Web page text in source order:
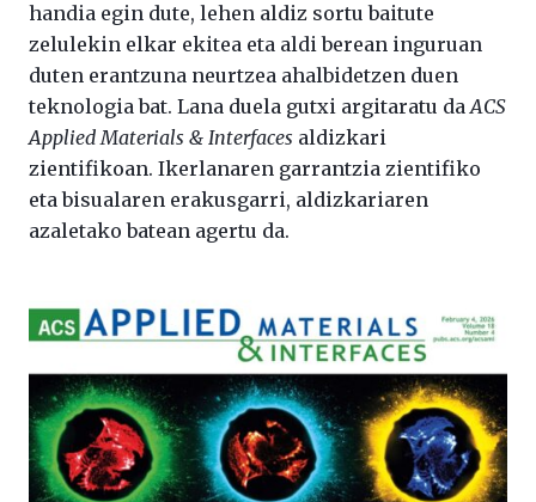
handia egin dute, lehen aldiz sortu baitute
zelulekin elkar ekitea eta aldi berean inguruan
duten erantzuna neurtzea ahalbidetzen duen
teknologia bat. Lana duela gutxi argitaratu daACS
Applied Materials & Interfaces aldizkari
zientifikoan. Ikerlanaren garrantzia zientifiko
eta bisualaren erakusgarri, aldizkariaren
azaletako batean agertu da.